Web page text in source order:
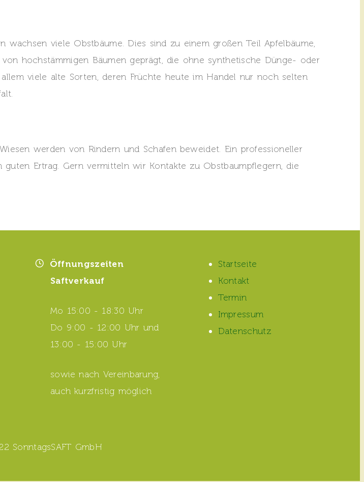
viele Obstbäume. Dies sind zu einem großen Teil Apfelbäume,
hochstämmigen Bäumen geprägt, die ohne synthetische Dünge- oder
viele alte Sorten, deren Früchte heute im Handel nur noch selten
werden von Rindern und Schafen beweidet. Ein professioneller
Ertrag. Gern vermitteln wir Kontakte zu Obstbaumpflegern, die
Öffnungszeiten
Saftverkauf
Mo 15:00 - 18:30 Uhr
Do 9:00 - 12:00 Uhr und
13:00 - 15:00 Uhr
sowie nach Vereinbarung,
auch kurzfristig möglich
Startseite
Kontakt
Termin
Impressum
Datenschutz
SonntagsSAFT GmbH